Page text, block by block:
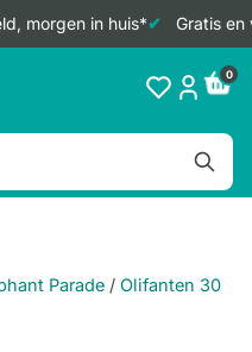
morgen in huis* Gratis en
0
Parade / Olifanten 30